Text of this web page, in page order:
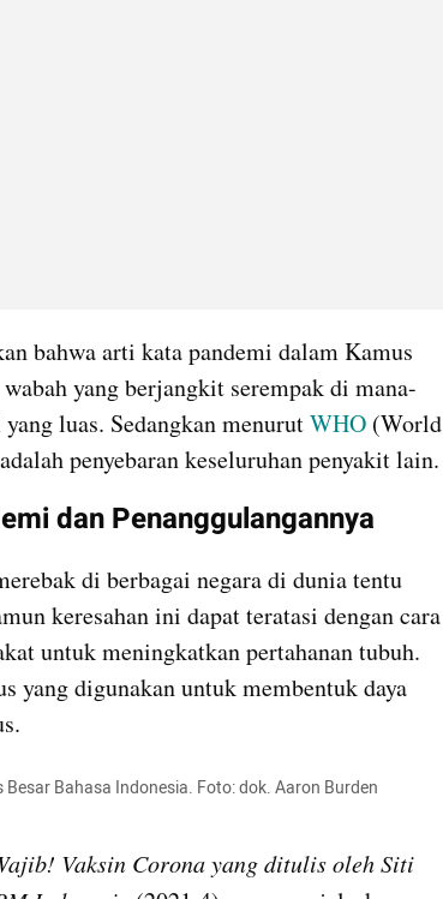
bahwa arti kata pandemi dalam Kamus
yang berjangkit serempak di mana-
luas. Sedangkan menurut WHO (World
penyebaran keseluruhan penyakit lain.
dan Penanggulangannya
di berbagai negara di dunia tentu
keresahan ini dapat teratasi dengan cara
untuk meningkatkan pertahanan tubuh.
yang digunakan untuk membentuk daya
Bahasa Indonesia. Foto: dok. Aaron Burden
Vaksin Corona yang ditulis oleh Siti